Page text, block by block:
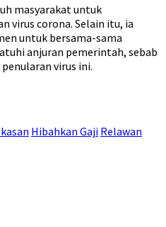
masyarakat untuk
virus corona. Selain itu, ia
untuk bersama-sama
anjuran pemerintah, sebab
virus ini.
Hibahkan Gaji Relawan